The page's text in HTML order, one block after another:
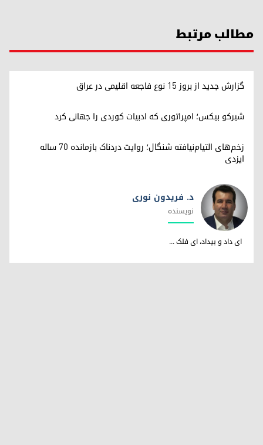
مطالب مرتبط
گزارش جدید از بروز ۱۵ نوع فاجعه اقلیمی در عراق
شیرکو بیکس؛ امپراتوری کە ادبیات کوردی را جهانی کرد
زخم‌های التیام‌نیافته شنگال؛ روایت دردناک بازمانده ۷۰ ساله
ایزدی
د. فریدون نوری
د. فریدون نوری
نویسندە
ای داد و بیداد، ای فلک ...